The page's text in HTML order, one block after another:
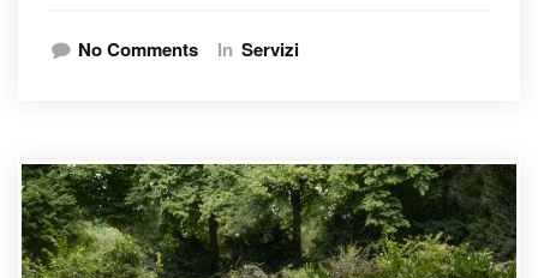
No Comments In Servizi